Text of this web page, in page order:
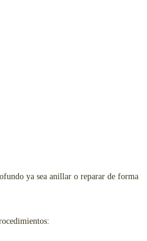
ya sea anillar o reparar de forma